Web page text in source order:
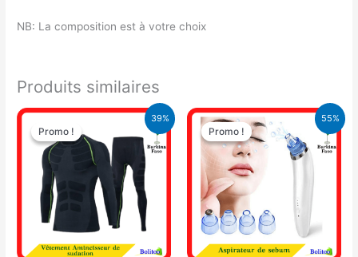
NB: La composition est à votre choix
Produits similaires
39%
Promo !
Promo !
Le
prix
initial
était :
19.000 CFA.
Le
actuel
est :
11.500 CFA.
55%
Promo !
Promo !
Le
prix
initial
était :
19.900 CFA.
Le
actuel
est :
8.900 CFA.